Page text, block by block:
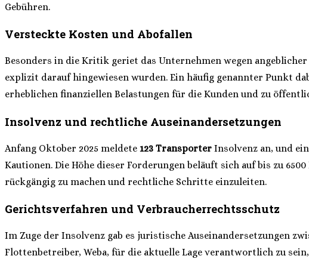
Gebühren.
Versteckte Kosten und Abofallen
Besonders in die Kritik geriet das Unternehmen wegen
explizit darauf hingewiesen wurden. Ein häufig genannter Punkt
erheblichen finanziellen Belastungen für die Kunden und zu
Insolvenz und rechtliche Auseinandersetzungen
Anfang Oktober 2025 meldete 123 Transporter Insolvenz an, und
Kautionen. Die Höhe dieser Forderungen beläuft sich auf bis zu
rückgängig zu machen und rechtliche Schritte einzuleiten.
Gerichtsverfahren und Verbraucherrechtsschutz
Im Zuge der Insolvenz gab es juristische Auseinandersetzungen
Flottenbetreiber, Weba, für die aktuelle Lage verantwortlich zu